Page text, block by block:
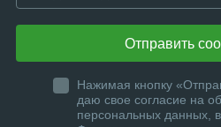
Отправить
Нажимая кнопку
даю свое согласие на
персональных данных, в